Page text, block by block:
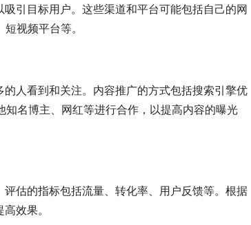
引目标用户。这些渠道和平台可能包括自己的网
视频平台等。
人看到和关注。内容推广的方式包括搜索引擎优
名博主、网红等进行合作，以提高内容的曝光
估的指标包括流量、转化率、用户反馈等。根据
效果。